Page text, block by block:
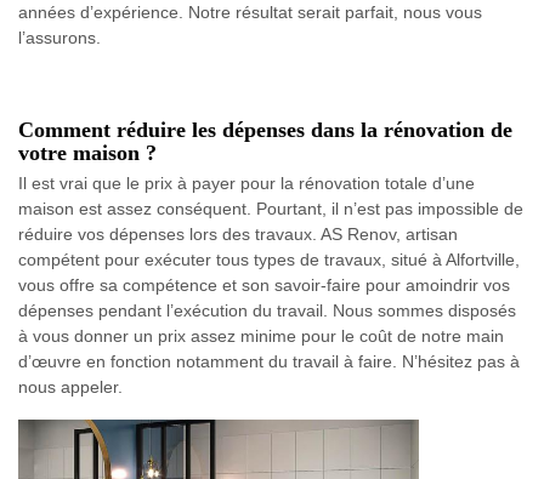
années d’expérience. Notre résultat serait parfait, nous vous
l’assurons.
Comment réduire les dépenses dans la rénovation de
votre maison ?
Il est vrai que le prix à payer pour la rénovation totale d’une
maison est assez conséquent. Pourtant, il n’est pas impossible de
réduire vos dépenses lors des travaux. AS Renov, artisan
compétent pour exécuter tous types de travaux, situé à Alfortville,
vous offre sa compétence et son savoir-faire pour amoindrir vos
dépenses pendant l’exécution du travail. Nous sommes disposés
à vous donner un prix assez minime pour le coût de notre main
d’œuvre en fonction notamment du travail à faire. N’hésitez pas à
nous appeler.